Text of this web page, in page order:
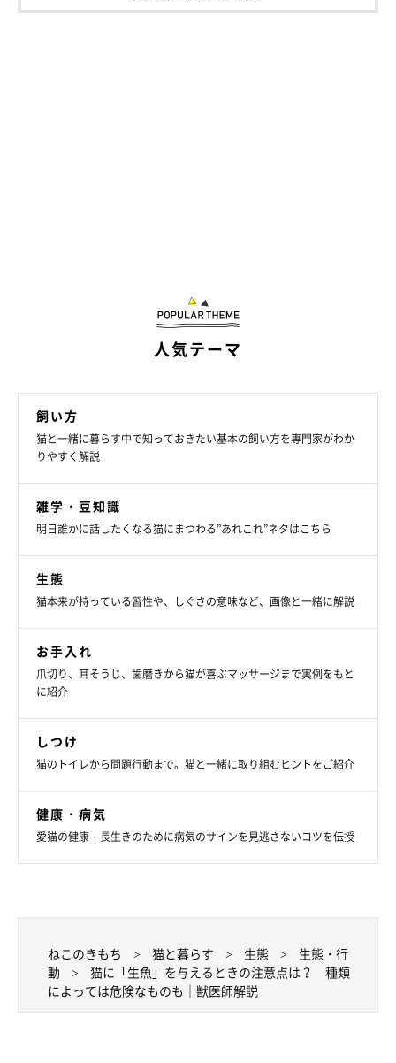
猫に生魚を与える際に、飼い主さんが注意す
ねこのきもち投稿写真ギャラリー
人気テーマ
飼い方
猫と一緒に暮らす中で知っておきたい基本の飼い方を専門家がわか
りやすく解説
雑学・豆知識
明日誰かに話したくなる猫にまつわる”あれこれ”ネタはこちら
生態
猫本来が持っている習性や、しぐさの意味など、画像と一緒に解説
お手入れ
爪切り、耳そうじ、歯磨きから猫が喜ぶマッサージまで実例をもと
に紹介
しつけ
猫のトイレから問題行動まで。猫と一緒に取り組むヒントをご紹介
健康・病気
愛猫の健康・長生きのために病気のサインを見逃さないコツを伝授
ねこのきもち 猫と暮らす 生態
生態・行
動
猫に「生魚」を与えるときの注意点は？ 種類
によっては危険なものも｜獣医師解説